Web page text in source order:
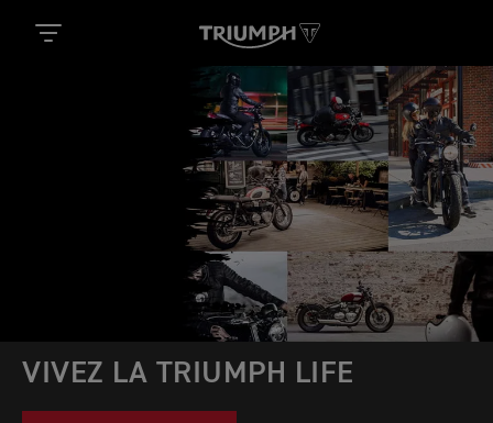
VIVEZ LA TRIUMPH LIFE